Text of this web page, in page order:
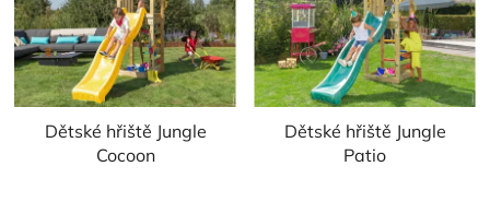
Dětské hřiště Jungle
Cocoon
Dětské hřiště Jungle
Patio